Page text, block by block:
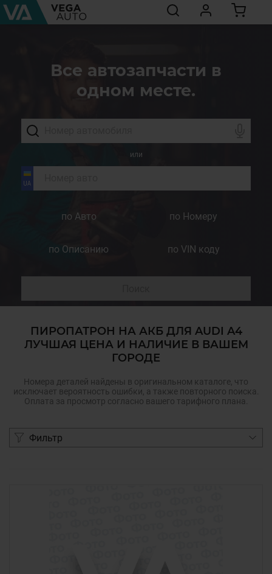
Все автозапчасти в
одном месте.
или
по Авто по Номеру
по Описанию по VIN коду
ПИРОПАТРОН НА АКБ ДЛЯ AUDI A4
ЛУЧШАЯ ЦЕНА И НАЛИЧИЕ В ВАШЕМ
ГОРОДЕ
Номера деталей найдены в оригинальном каталоге, что
исключает вероятность ошибки, а также повторного поиска.
Оплата за просмотр согласно вашего тарифного плана.
Фильтр